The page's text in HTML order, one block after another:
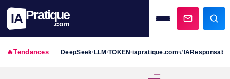
IA Pratique
.com
🔥Tendances DeepSeek•LLM•TOKEN•iapratique.com•#IAResponsable